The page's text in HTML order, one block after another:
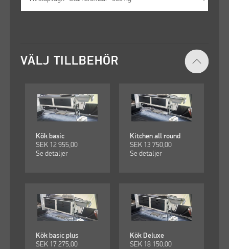
VÄLJ TILLBEHÖR
Kök basic
SEK 12 955,00
Se detaljer
Kitchen all round
SEK 13 750,00
Se detaljer
Kök basic plus
SEK 17 275,00
Kök Deluxe
SEK 18 150,00